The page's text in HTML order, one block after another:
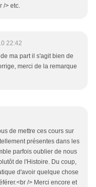
/> etc.
22:42
ma part il s'agit bien de
merci de la remarque
de mettre ces cours sur
présentes dans les
parfois oublier de nous
de l'Histoire. Du coup,
d'avoir quelque chose
/> Merci encore et